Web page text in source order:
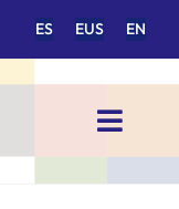
ES EUS EN
Toggle